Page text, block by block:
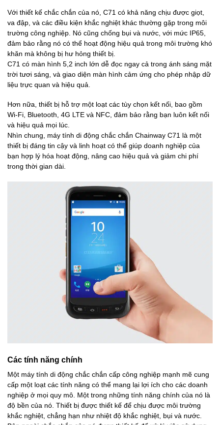
Với thiết kế chắc chắn của nó, C71 có khả năng chịu được giọt,
va đập, và các điều kiện khắc nghiệt khác thường gặp trong môi
trường công nghiệp. Nó cũng chống bụi và nước, với mức IP65,
đảm bảo rằng nó có thể hoạt động hiệu quả trong môi trường khó
khăn mà không bị hư hỏng thiết bị.
C71 có màn hình 5,2 inch lớn dễ đọc ngay cả trong ánh sáng mặt
trời tươi sáng, và giao diện màn hình cảm ứng cho phép nhập dữ
liệu trực quan và hiệu quả.
Hơn nữa, thiết bị hỗ trợ một loạt các tùy chọn kết nối, bao gồm
Wi-Fi, Bluetooth, 4G LTE và NFC, đảm bảo rằng bạn luôn kết nối
và hiệu quả mọi lúc.
Nhìn chung, máy tính di động chắc chắn Chainway C71 là một
thiết bị đáng tin cậy và linh hoạt có thể giúp doanh nghiệp của
bạn hợp lý hóa hoạt động, nâng cao hiệu quả và giảm chi phí
trong thời gian dài.
Các tính năng chính
Một máy tính di động chắc chắn cấp công nghiệp mạnh mẽ cung
cấp một loạt các tính năng có thể mang lại lợi ích cho các doanh
nghiệp ở mọi quy mô. Một trong những tính năng chính của nó là
độ bền của nó. Thiết bị được thiết kế để chịu được môi trường
khắc nghiệt, chẳng hạn như nhiệt độ khắc nghiệt, bụi và nước.